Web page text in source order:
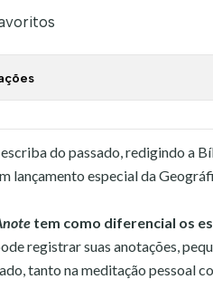
do passado, redigindo a
lançamento especial da
tem como diferencial os
registrar suas anotações,
tanto na meditação pessoal